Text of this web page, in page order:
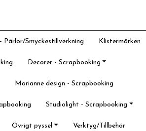
Pärlor/Smyckestillverkning Klistermärken
Decorer - Scrapbooking
Marianne design - Scrapbooking
Studiolight - Scrapbooking
Övrigt pyssel Verktyg/Tillbehör